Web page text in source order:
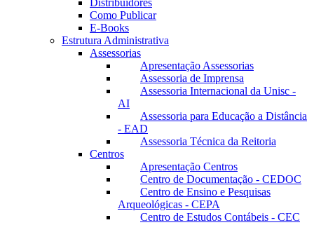
Distribuidores
Como Publicar
E-Books
Estrutura Administrativa
Assessorias
Apresentação Assessorias
Assessoria de Imprensa
Assessoria Internacional da Unisc -
AI
Assessoria para Educação a Distância
- EAD
Assessoria Técnica da Reitoria
Centros
Apresentação Centros
Centro de Documentação - CEDOC
Centro de Ensino e Pesquisas
Arqueológicas - CEPA
Centro de Estudos Contábeis - CEC